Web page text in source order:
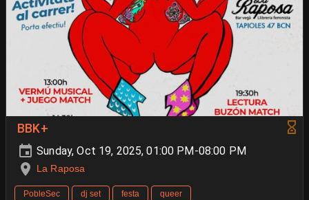
BBK+
Sunday, Oct 19, 2025, 01:00 PM-08:00 PM
La Raposa
PobleSec dj set festa queer